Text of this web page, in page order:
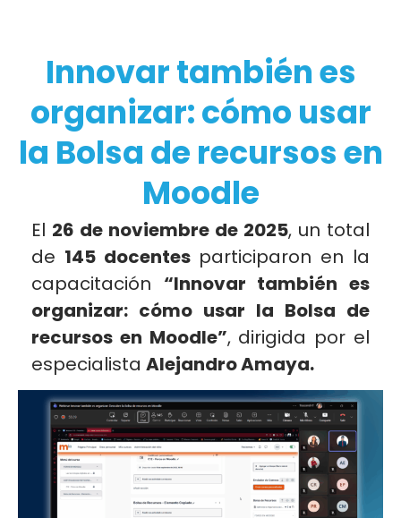
Innovar también es
organizar: cómo usar
la Bolsa de recursos en
Moodle
El 26 de noviembre de 2025, un total
de 145 docentesparticiparon en la
capacitación “Innovar también es
organizar: cómo usar la Bolsa de
recursos en Moodle”, dirigida por el
especialista Alejandro Amaya.